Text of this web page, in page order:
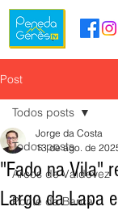
Post
Todos posts
Arcos de Valdevez
Ponte da Barca
Todos posts
"Fado na Vila"
Largo da Lapa
Jorge da Costa
13 de ago. de